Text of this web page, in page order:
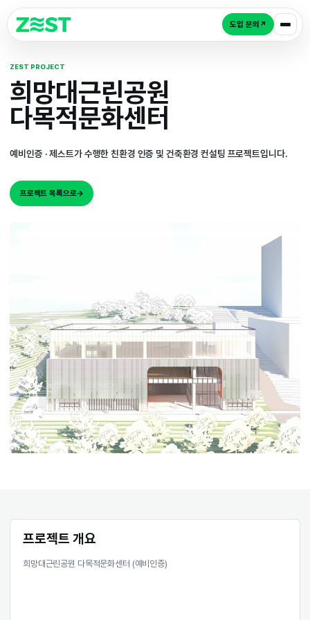
도입
ZEST PROJECT
희망대근린공원
다목적문화센터
예비인증 · 제스트가 수행한 친환경 인증 및 건축환경 컨설팅 프